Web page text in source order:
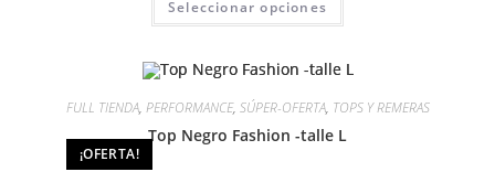
Seleccionar opciones
tiene
Las
se
pueden
¡OFERTA!
FULL TIENDA, PERFORMANCE, SÚPER-OFERTA, TOPS Y REMERAS
Top Negro Fashion -talle L